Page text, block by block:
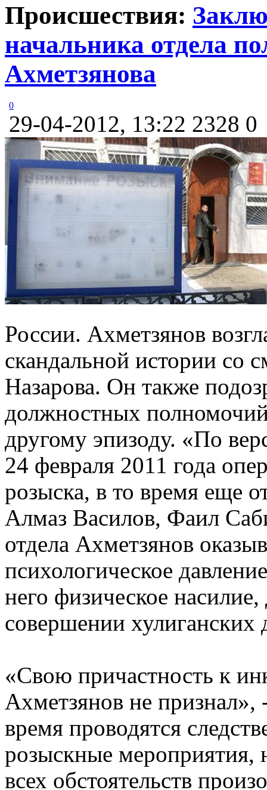
Происшествия:
начальника отдела
Ахметзянова
0
29-04-2012, 13:22 2328 0
России. Ахметзянов
скандальной истории со
Назарова. Он также
должностных
другому эпизоду. «По
24 февраля 2011 года
розыска, в то время еще
Алмаз Василов, Фаил
отдела Ахметзянов
психологическое
него физическое
совершении
«Свою причастность к
Ахметзянов не
время проводятся
розыскные мероприятия,
всех обстоятельств